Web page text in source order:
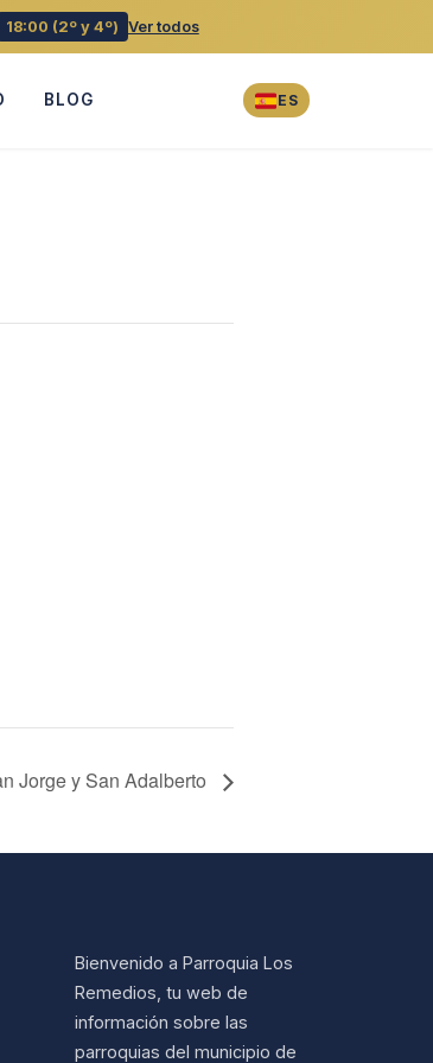
18:00 (2º y 4º) Ver todos
BLOG ES
Jorge y San Adalberto
Bienvenido a Parroquia Los
Remedios, tu web de
información sobre las
parroquias del municipio de